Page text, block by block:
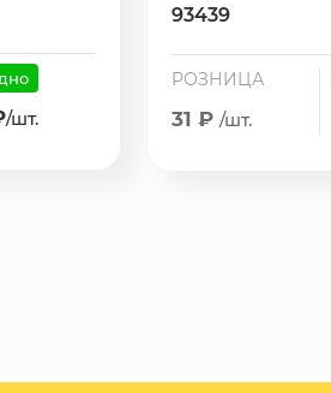
/шт.
93439
РОЗНИЦА
31 ₽ /шт.